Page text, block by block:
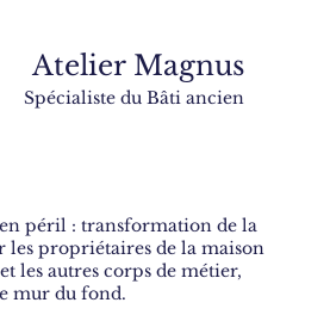
Atelier Magnus
Spécialiste du Bâti ancien
péril : transformation de la
les propriétaires de la maison
les autres corps de métier,
mur du fond.